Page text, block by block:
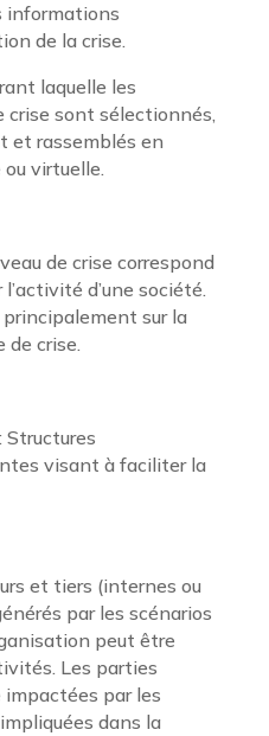
informations
de la crise.
laquelle les
crise sont sélectionnés,
et rassemblés en
virtuelle.
de crise correspond
l’activité d’une société.
sur la
de crise.
: Structures
visant à faciliter la
et tiers (internes ou
par les scénarios
peut être
Les parties
par les
dans la